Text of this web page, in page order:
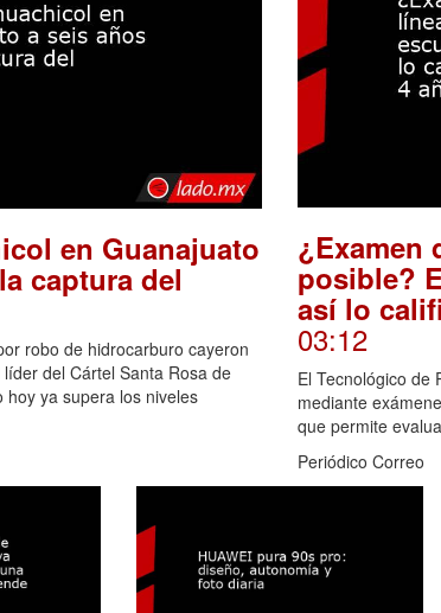
en Guanajuato
captura del
robo de hidrocarburo cayeron
del Cártel Santa Rosa de
hoy ya supera los niveles
¿Examen
posible?
así lo
03:12
El Tecnológico de
mediante
que permite
Periódico Correo